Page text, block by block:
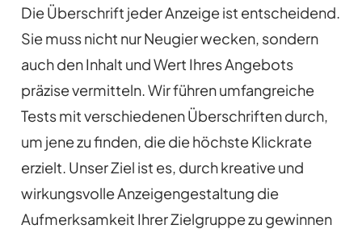
Die Überschrift jeder Anzeige ist entscheidend.
Sie muss nicht nur Neugier wecken, sondern
auch den Inhalt und Wert Ihres Angebots
präzise vermitteln. Wir führen umfangreiche
Tests mit verschiedenen Überschriften durch,
um jene zu finden, die die höchste Klickrate
erzielt. Unser Ziel ist es, durch kreative und
wirkungsvolle Anzeigengestaltung die
Aufmerksamkeit Ihrer Zielgruppe zu gewinnen